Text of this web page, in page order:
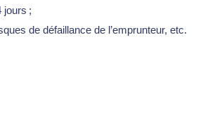
jours ;
de défaillance de l’emprunteur, etc.